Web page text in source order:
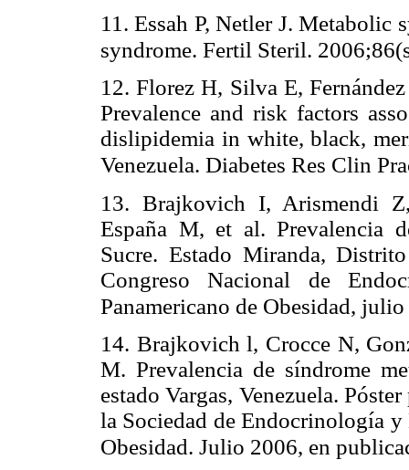
11. Essah P, Netler J.
syndrome. Fertil Steril.
12. Florez H, Silva E,
Prevalence and risk factors
dislipidemia in white, black,
Venezuela. Diabetes Res Clin
13. Brajkovich I, Arismendi
España M, et al. Prevalencia
Sucre. Estado Miranda,
Congreso Nacional de
Panamericano de Obesidad,
14. Brajkovich l, Crocce N,
M. Prevalencia de síndrome
estado Vargas, Venezuela.
la Sociedad de Endocrinología
Obesidad. Julio 2006, en